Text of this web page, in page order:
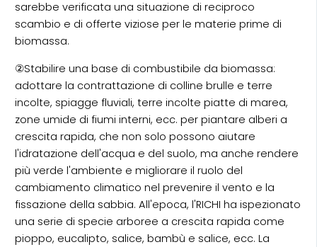
sarebbe verificata una situazione di reciproco
scambio e di offerte viziose per le materie prime di
biomassa.
②Stabilire una base di combustibile da biomassa:
adottare la contrattazione di colline brulle e terre
incolte, spiagge fluviali, terre incolte piatte di marea,
zone umide di fiumi interni, ecc. per piantare alberi a
crescita rapida, che non solo possono aiutare
l'idratazione dell'acqua e del suolo, ma anche rendere
più verde l'ambiente e migliorare il ruolo del
cambiamento climatico nel prevenire il vento e la
fissazione della sabbia. All'epoca, l'RICHI ha ispezionato
una serie di specie arboree a crescita rapida come
pioppo, eucalipto, salice, bambù e salice, ecc. La